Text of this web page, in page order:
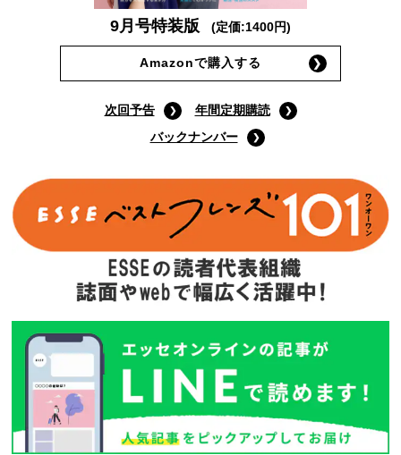
9月号特装版 (定価:1400円)
Amazonで購入する
次回予告
年間定期購読
バックナンバー